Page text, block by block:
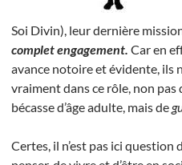
Soi Divin), leur dernière
complet engagement. Car en
avance notoire et évidente, ils
vraiment dans ce rôle, non pas
bécasse d’âge adulte, mais de
Certes, il n’est pas ici